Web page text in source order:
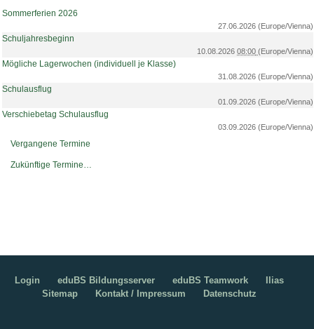
Sommerferien 2026
27.06.2026(Europe/Vienna)
Schuljahresbeginn
10.08.202608:00 (Europe/Vienna)
Mögliche Lagerwochen (individuell je Klasse)
31.08.2026(Europe/Vienna)
Schulausflug
01.09.2026(Europe/Vienna)
Verschiebetag Schulausflug
03.09.2026(Europe/Vienna)
Vergangene Termine
Zukünftige Termine…
Login eduBS Bildungsserver eduBS Teamwork
Ilias
Sitemap
Kontakt / Impressum Datenschutz